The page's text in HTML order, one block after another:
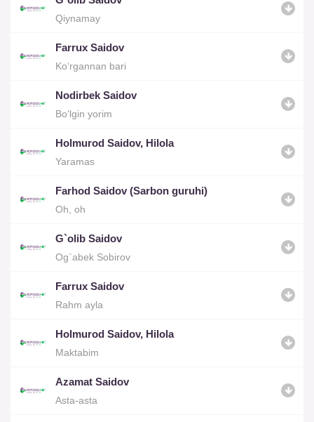
Qiynamay
Farrux Saidov
Ko‘rgannan bari
Nodirbek Saidov
Bo‘lgin yorim
Holmurod Saidov, Hilola
Yaramas
Farhod Saidov (Sarbon guruhi)
Oh, oh
G`olib Saidov
Og`abek Sobirov
Farrux Saidov
Rahm ayla
Holmurod Saidov, Hilola
Maktabim
Azamat Saidov
Asta-asta